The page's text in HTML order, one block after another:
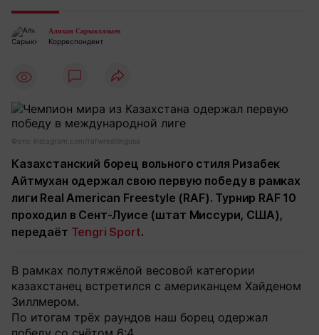
Алихан Сарыкхазыев
Корреспондент
Фото: instagram.com/rafwrestlingusa
Казахстанский борец вольного стиля Ризабек
Айтмухан одержал свою первую победу в рамках
лиги Real American Freestyle (RAF). Турнир RAF 10
проходил в Сент-Луисе (штат Миссури, США),
передаёт Tengri Sport.
В рамках полутяжёлой весовой категории
казахстанец встретился с американцем Хайденом
Зиллмером.
По итогам трёх раундов наш борец одержал